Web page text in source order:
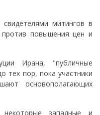
митингов в
повышения цен и
Ирана, "публичные
тех пор, пока участники
основополагающих
некоторые западные и